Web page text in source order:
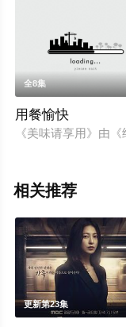
全8集
用餐愉快
《美味请享用》由
相关推荐
更新第23集